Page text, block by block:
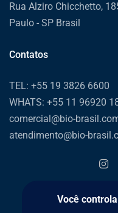
Rua Alziro Chicchetto,
Paulo - SP Brasil
Contatos
TEL: +55 19 3826 6600
WHATS: +55 11 96920
comercial@bio-
atendimento@bio-
Você